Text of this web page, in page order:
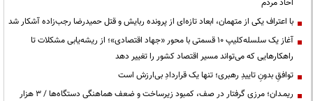
احاد مردم
با اعتراف یکی از متهمان، ابعاد تازه‌ای از پرونده ربایش و قتل حمیدرضا رجب‌زاده آشکار شد
آغاز یک سلسله‌کلیپ ۱۰ قسمتی با محور «جهاد اقتصادی»؛ از ریشه‌یابی مشکلات تا
راهکارهایی که می‌تواند مسیر اقتصاد کشور را تغییر دهد
توافقِ بدونِ تاییدِ رهبری؛ تنها یک قراردادِ بی‌ارزش است
ریمـدان؛ مرزی گرفتار در صف، کمبود زیرساخت و ضعف هماهنگی دستگاه‌ها / ۳ هزار